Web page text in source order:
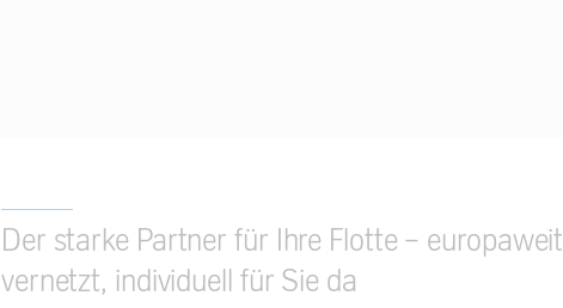
Der starke Partner für Ihre Flotte – europaweit
vernetzt, individuell für Sie da